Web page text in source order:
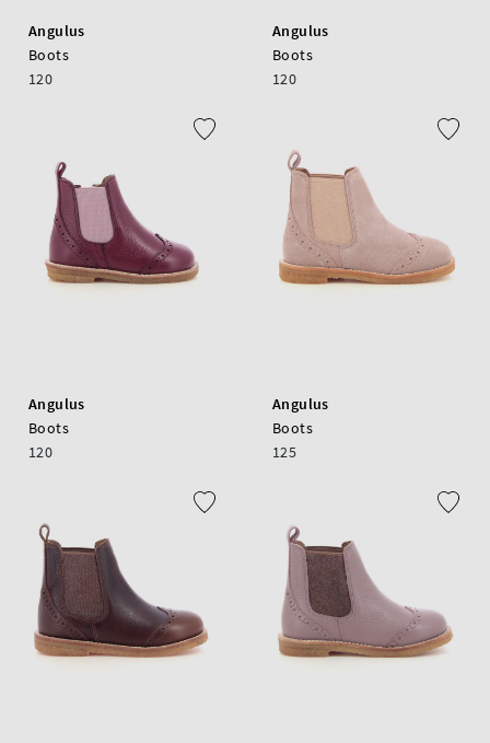
Angulus
Boots
120
Angulus
Boots
120
Angulus
Boots
120
Angulus
Boots
125